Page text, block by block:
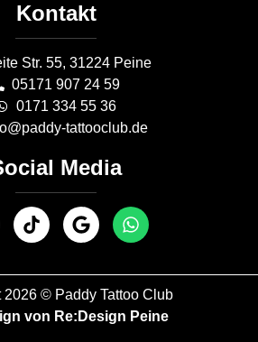
Kontakt
Str. 55, 31224 Peine
05171 907 24 59
0171 334 55 36
tattooclub.de
Media
2026 © Paddy Tattoo Club
von Re:Design Peine